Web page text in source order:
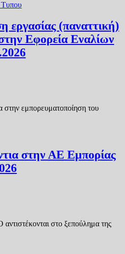
Τυπου
εργασίας (παναττική)
Εφορεία Εναλίων
στην εμπορευματοποίηση του
στην ΑΕ Εμπορίας
στο ξεπούλημα της